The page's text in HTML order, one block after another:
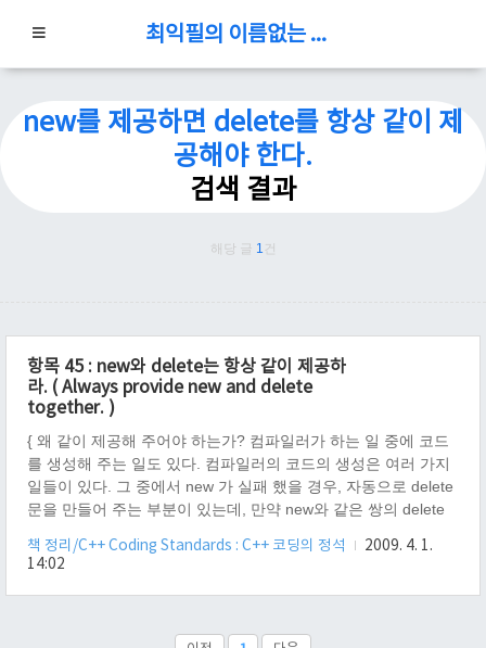
최익필의 이름없는 블로그
new를 제공하면 delete를 항상 같이 제
공해야 한다.
검색 결과
해당 글 1 건
항목 45 : new와 delete는 항상 같이 제공하
라. ( Always provide new and delete
together. )
{ 왜 같이 제공해 주어야 하는가? 컴파일러가 하는 일 중에 코드
를 생성해 주는 일도 있다. 컴파일러의 코드의 생성은 여러 가지
일들이 있다. 그 중에서 new 가 실패 했을 경우, 자동으로 delete
문을 만들어 주는 부분이 있는데, 만약 new와 같은 쌍의 delete
기 때문에, 항상 같이 제공해 주어야 한다. 예외적으로 메모리를
다. 왜냐하면 메모리가 세어 나가는게 아니기 때문이다. 관련링
책 정리/C++ Coding Standards : C++ 코딩의 정석
2009. 4. 1.
14:02